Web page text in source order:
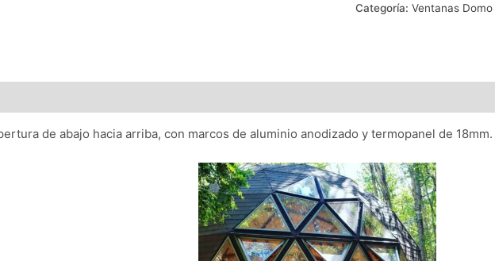
Categoría: Ventanas Domo
de abajo hacia arriba, con marcos de aluminio anodizado y termopanel de 18mm.